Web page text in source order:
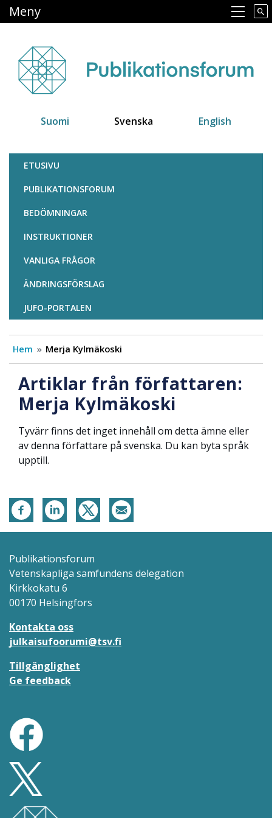
till
Main navigation
Meny
Suomi Svenska English
Julkaisufoorumi
ETUSIVU
PUBLIKATIONSFORUM
BEDÖMNINGAR
INSTRUKTIONER
VANLIGA FRÅGOR
ÄNDRINGSFÖRSLAG
JUFO-PORTALEN
Hem Merja Kylmäkoski
Artiklar från författaren:
Merja Kylmäkoski
Tyvärr finns det inget innehåll om detta ämne eller
av denna författare på svenska. Du kan byta språk
upptill.
Publikationsforum
Vetenskapliga samfundens delegation
Kirkkokatu 6
00170 Helsingfors
Kontakta oss
julkaisufoorumi@tsv.fi
Tillgänglighet
Ge feedback